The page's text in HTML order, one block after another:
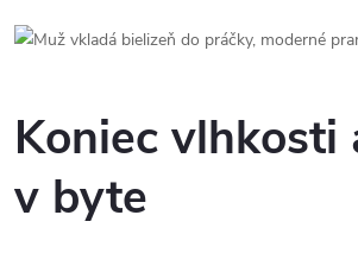
Koniec vlhkosti
v byte